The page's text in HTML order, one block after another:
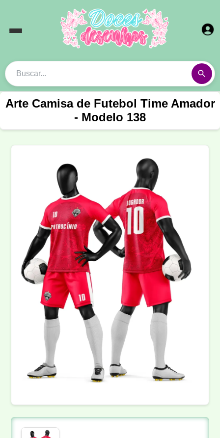
Arte Camisa de Futebol Time Amador
- Modelo 138